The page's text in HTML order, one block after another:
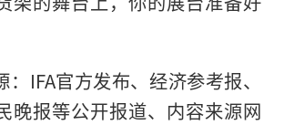
：IFA官方发布、经济参考报、
晚报等公开报道、内容来源网